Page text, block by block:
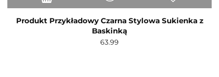
Produkt Przykładowy Czarna Stylowa Sukienka z
Baskinką
63.99